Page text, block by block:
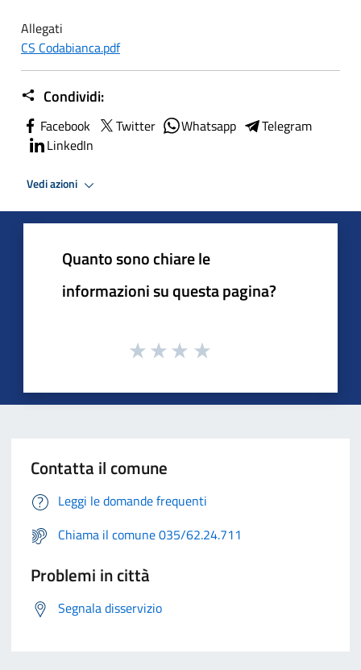
Allegati
CS Codabianca.pdf
Condividi:
Facebook Twitter Whatsapp
Telegram
LinkedIn
Vedi azioni
Quanto sono chiare le
informazioni su questa pagina?
Contatta il comune
Leggi le domande frequenti
Chiama il comune 035/62.24.711
Problemi in città
Segnala disservizio